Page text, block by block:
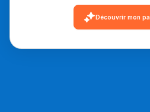
Découvrir mon